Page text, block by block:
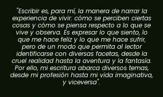
"Escribir es, para mí, la manera de narrar la
experiencia de vivir: cómo se perciben ciertas
cosas y cómo se piensa respecto a lo que se
vive y observa. Es expresar lo que siento, lo
que me hace feliz y lo que me hace sufrir,
pero de un modo que permita al lector
identificarse con diversas facetas, desde la
cruel realidad hasta la aventura y la fantasía.
Por ello, mi escritura abarca diversos temas,
desde mi profesión hasta mi vida imaginativa,
y viceversa".